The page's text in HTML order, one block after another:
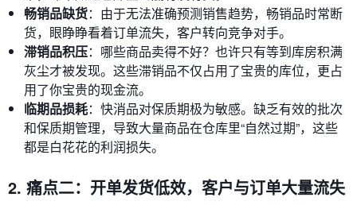
畅销品缺货：由于无法准确预测销售趋势，畅销品时常断
货，眼睁睁看着订单流失，客户转向竞争对手。
滞销品积压：哪些商品卖得不好？也许只有等到库房积满
灰尘才被发现。这些滞销品不仅占用了宝贵的库位，更占
用了你宝贵的现金流。
临期品损耗：快消品对保质期极为敏感。缺乏有效的批次
和保质期管理，导致大量商品在仓库里“自然过期”，这些
都是白花花的利润损失。
2. 痛点二：开单发货低效，客户与订单大量流失